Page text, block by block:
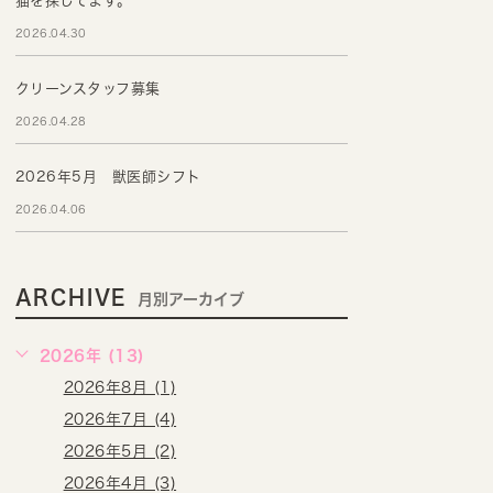
2026.04.30
クリーンスタッフ募集
2026.04.28
2026年5月 獣医師シフト
2026.04.06
ARCHIVE 月別アーカイブ
2026年 (13)
2026年8月 (1)
2026年7月 (4)
2026年5月 (2)
2026年4月 (3)